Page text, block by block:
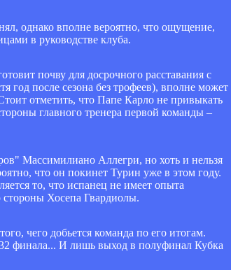
однако вполне вероятно, что ощущение,
в руководстве клуба.
почву для досрочного расставания с
год после сезона без трофеев), вполне может
отметить, что Папе Карло не привыкать
главного тренера первой команды –
Массимилиано Аллегри, но хоть и нельзя
что он покинет Турин уже в этом году.
то, что испанец не имеет опыта
стороны Хосепа Гвардиолы.
чего добьется команда по его итогам.
финала... И лишь выход в полуфинал Кубка